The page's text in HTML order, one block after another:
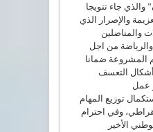
والذي جاء تتويجا
والإصرار الذي
والمناضلين
من اجل
المشروعة ضمانا
أشكال التعسف
عمل
توزيع المهام
وفي احترام
الأخير